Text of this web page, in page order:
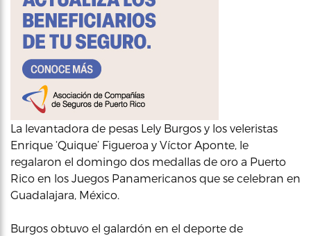
La levantadora de pesas Lely Burgos y los veleristas
Enrique ‘Quique’ Figueroa y Víctor Aponte, le
regalaron el domingo dos medallas de oro a Puerto
Rico en los Juegos Panamericanos que se celebran en
Guadalajara, México.
Burgos obtuvo el galardón en el deporte de